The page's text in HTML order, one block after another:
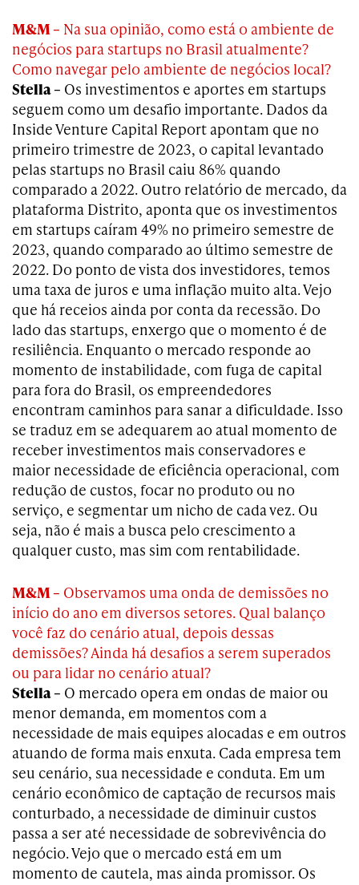
M&M – Na sua opinião, como está o ambiente de
negócios para startups no Brasil atualmente?
Como navegar pelo ambiente de negócios local?
Stella – Os investimentos e aportes em startups
seguem como um desafio importante. Dados da
Inside Venture Capital Report apontam que no
primeiro trimestre de 2023, o capital levantado
pelas startups no Brasil caiu 86% quando
comparado a 2022. Outro relatório de mercado, da
plataforma Distrito, aponta que os investimentos
em startups caíram 49% no primeiro semestre de
2023, quando comparado ao último semestre de
2022. Do ponto de vista dos investidores, temos
uma taxa de juros e uma inflação muito alta. Vejo
que há receios ainda por conta da recessão. Do
lado das startups, enxergo que o momento é de
resiliência. Enquanto o mercado responde ao
momento de instabilidade, com fuga de capital
para fora do Brasil, os empreendedores
encontram caminhos para sanar a dificuldade. Isso
se traduz em se adequarem ao atual momento de
receber investimentos mais conservadores e
maior necessidade de eficiência operacional, com
redução de custos, focar no produto ou no
serviço, e segmentar um nicho de cada vez. Ou
seja, não é mais a busca pelo crescimento a
qualquer custo, mas sim com rentabilidade.
M&M – Observamos uma onda de demissões no
início do ano em diversos setores. Qual balanço
você faz do cenário atual, depois dessas
demissões? Ainda há desafios a serem superados
ou para lidar no cenário atual?
Stella – O mercado opera em ondas de maior ou
menor demanda, em momentos com a
necessidade de mais equipes alocadas e em outros
atuando de forma mais enxuta. Cada empresa tem
seu cenário, sua necessidade e conduta. Em um
cenário econômico de captação de recursos mais
conturbado, a necessidade de diminuir custos
passa a ser até necessidade de sobrevivência do
negócio. Vejo que o mercado está em um
momento de cautela, mas ainda promissor. Os